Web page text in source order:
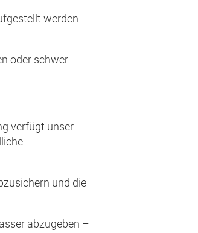
werden
oder schwer
verfügt unser
und die
abzugeben –